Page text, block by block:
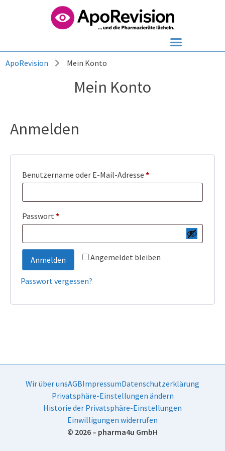
ApoRevision Mein Konto
Mein Konto
Anmelden
Benutzername oder E-Mail-Adresse *
Passwort *
Angemeldet bleiben
Anmelden
Passwort vergessen?
Wir über unsAGBImpressumDatenschutzerklärung
Privatsphäre-Einstellungen ändern
Historie der Privatsphäre-Einstellungen
Einwilligungen widerrufen
© 2026 – pharma4u GmbH